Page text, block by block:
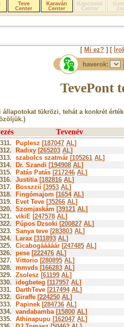
Teve
Center
Karaván
Center
Kapcsolat
Center
[ Mi ez? ] [
haverok:
TevePont
állapotokat tükrözi, tehát a konkrét
Tevenév
Puplesz [187047 AL]
Radixy [265203 AL]
szabolcs szatmár [105261 AL]
Dr. Szandi [194908 AL]
Patás Patás [217246 AL]
Justitia [182816 AL]
Bosszzii [3953 AL]
Fingómajom [1654 AL]
Evet Teve [35266 AL]
Szomjaskám [39121 AL]
vikiE [247578 AL]
Púpos Dzsoki [200827 AL]
Sanya teve [283803 AL]
Larax [311893 AL]
Cicabogááááár [247485 AL]
pese [222476 AL]
Vittorio [280895 AL]
mmvds [166283 AL]
Zsolesz [61199 AL]
idegbeteg [117957 AL]
DarthTeve [217494 AL]
Giraffe [224250 AL]
Papinek [284736 AL]
vandabamba [15800 AL]
Athinapupu [162047 AL]